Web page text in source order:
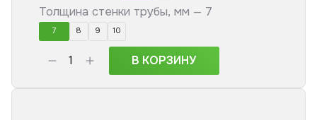
Толщина стенки трубы, мм — 7
7 8 9 10
В КОРЗИНУ